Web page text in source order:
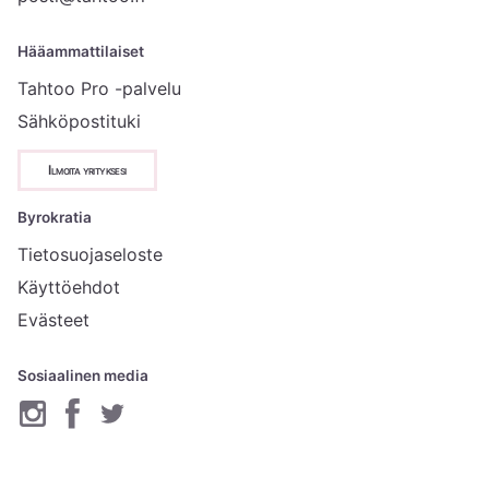
Hääammattilaiset
Tahtoo Pro -palvelu
Sähköpostituki
Ilmoita yrityksesi
Byrokratia
Tietosuojaseloste
Käyttöehdot
Evästeet
Sosiaalinen media